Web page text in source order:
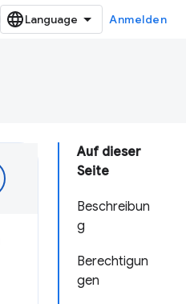
Anmelden
Auf dieser
Seite
Beschreibun
g
Berechtigun
gen